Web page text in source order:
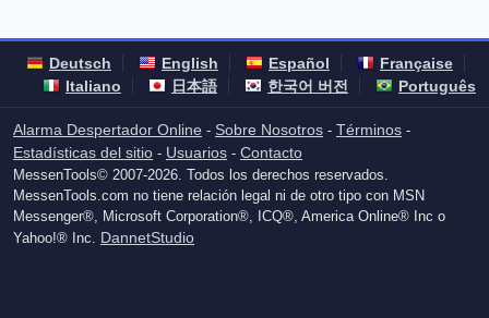
Deutsch English Español
Française
Italiano
日本語 한국어 버전 Português
Alarma Despertador Online - Sobre Nosotros - Términos -
Estadísticas del sitio - Usuarios - Contacto
MessenTools© 2007-2026. Todos los derechos reservados.
MessenTools.com no tiene relación legal ni de otro tipo con MSN
Messenger®, Microsoft Corporation®, ICQ®, America Online® Inc o
Yahoo!® Inc. DannetStudio